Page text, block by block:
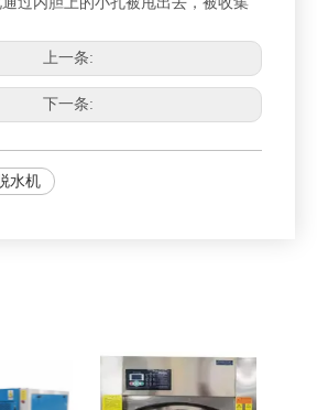
上一条:
下一条:
水机